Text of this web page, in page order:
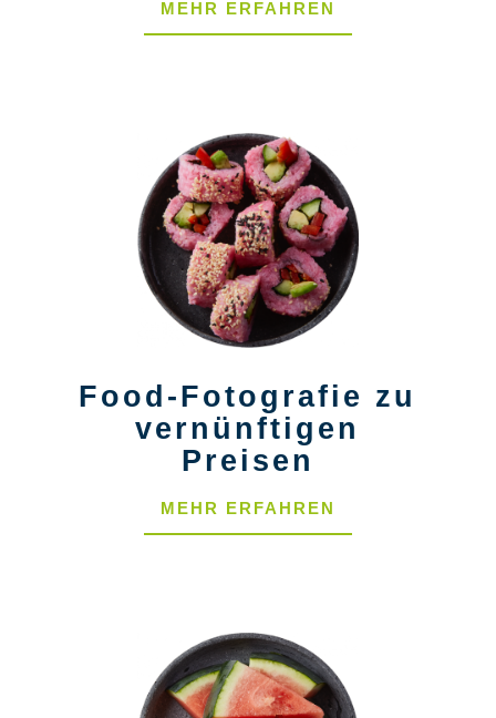
MEHR ERFAHREN
Food-Fotografie zu
vernünftigen
Preisen
MEHR ERFAHREN